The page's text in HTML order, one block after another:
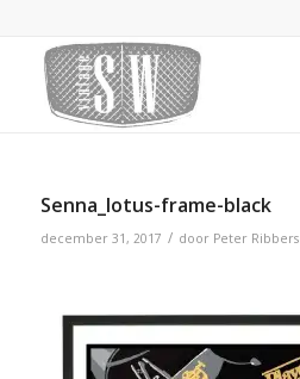
Senna_lotus-frame-black
december 31, 2017 / door Peter Ribbers